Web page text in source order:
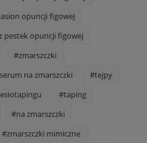
opuncji figowej
pestek opuncji figowej
#zmarszczki
na zmarszczki
#tejpy
#taping
#na zmarszczki
#zmarszczki mimiczne